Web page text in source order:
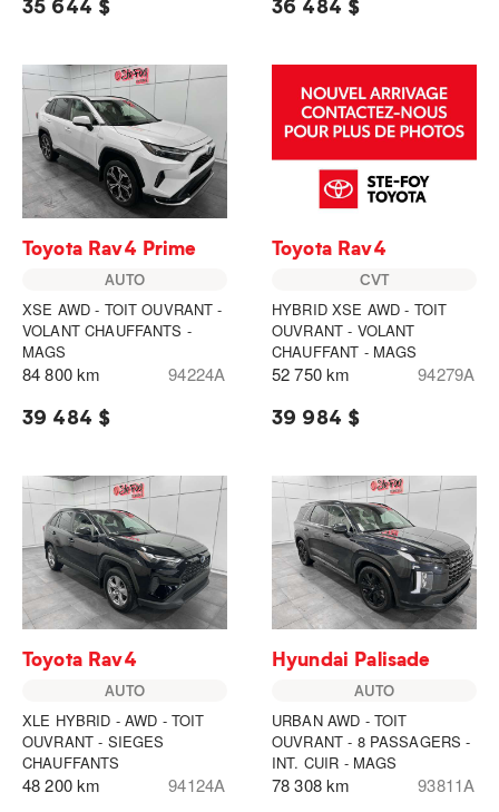
35 644 $ 36 484 $
Toyota Rav4 Prime
AUTO
XSE AWD - TOIT OUVRANT -
VOLANT CHAUFFANTS -
MAGS
84 800 km 94224A
39 484 $
Toyota Rav4
CVT
HYBRID XSE AWD - TOIT
OUVRANT - VOLANT
CHAUFFANT - MAGS
52 750 km 94279A
39 984 $
Toyota Rav4
AUTO
XLE HYBRID - AWD - TOIT
OUVRANT - SIEGES
CHAUFFANTS
48 200 km 94124A
Hyundai Palisade
AUTO
URBAN AWD - TOIT
OUVRANT - 8 PASSAGERS -
INT. CUIR - MAGS
78 308 km 93811A